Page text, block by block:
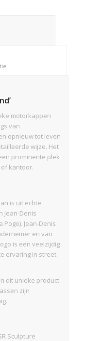
motorkappen
van
opnieuw tot leven
wijze. Het
prominente plek
kantoor.
is uit echte
Jean-Denis
Jean-Denis
en van
is een veelzijdig
ervaring in street-
dit unieke product
zijn
Sculpture